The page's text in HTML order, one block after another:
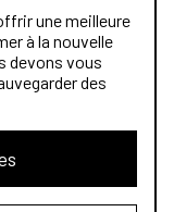
une meilleure
à la nouvelle
devons vous
des